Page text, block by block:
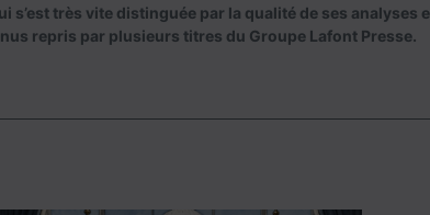
s’est très vite distinguée par la qualité de ses analyses
repris par plusieurs titres du Groupe Lafont Presse.